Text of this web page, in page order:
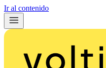
Ir al contenido